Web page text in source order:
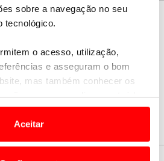
sobre a navegação no seu
tecnológico.
o acesso, utilização,
e asseguram o bom
mas também conhecer os
promover produtos e/ou serviços.
destas tecnologias
Aceitar
vitória consecutiva no WRC
vitória no WRC
da Acrópole vence na Grécia
é a Toyota
Vodafone Rally de Portugal